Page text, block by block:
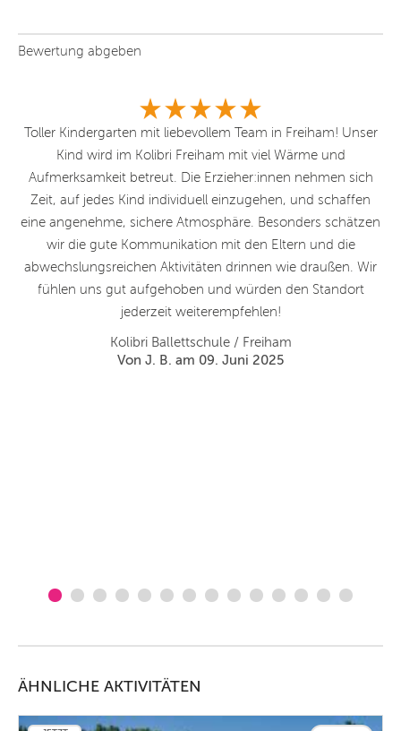
Bewertung abgeben
Toller Kindergarten mit liebevollem Team in Freiham! Unser
Kind wird im Kolibri Freiham mit viel Wärme und
Aufmerksamkeit betreut. Die Erzieher:innen nehmen sich
Zeit, auf jedes Kind individuell einzugehen, und schaffen
eine angenehme, sichere Atmosphäre. Besonders schätzen
wir die gute Kommunikation mit den Eltern und die
abwechslungsreichen Aktivitäten drinnen wie draußen. Wir
fühlen uns gut aufgehoben und würden den Standort
jederzeit weiterempfehlen!
Kolibri Ballettschule / Freiham
Von J. B. am 09. Juni 2025
ÄHNLICHE AKTIVITÄTEN